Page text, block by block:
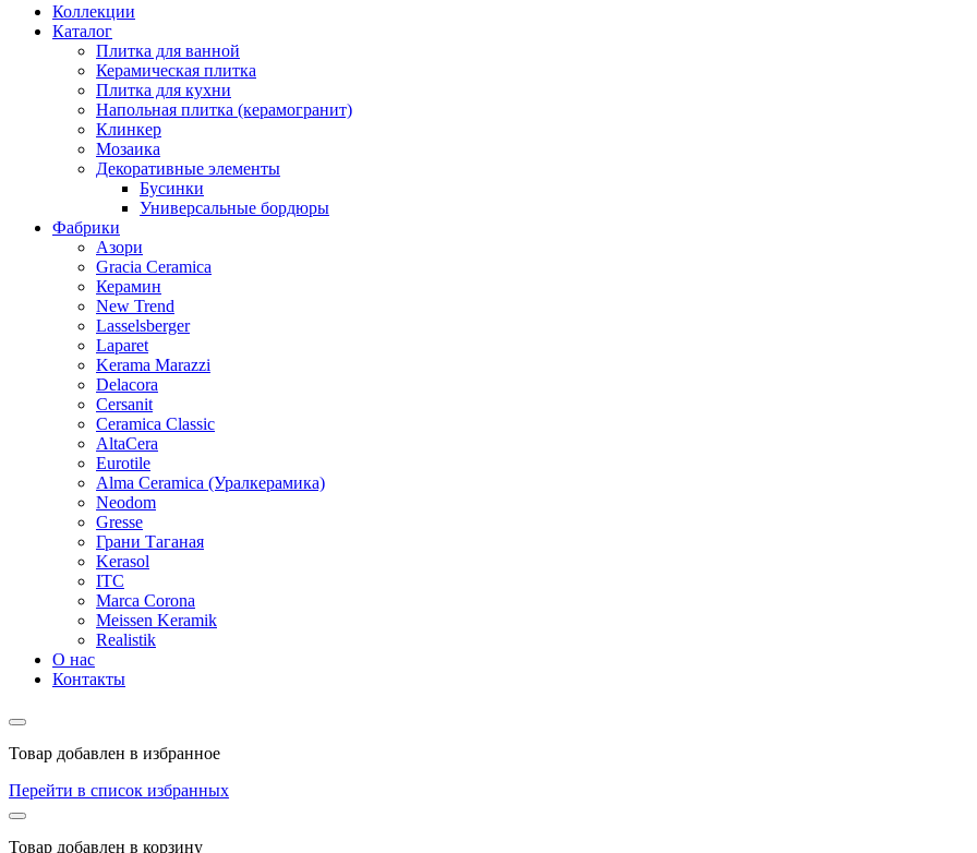
Коллекции
Каталог
Плитка для ванной
Керамическая плитка
Плитка для кухни
Напольная плитка (керамогранит)
Клинкер
Мозаика
Декоративные элементы
Бусинки
Универсальные бордюры
Фабрики
Азори
Gracia Ceramica
Керамин
New Trend
Lasselsberger
Laparet
Kerama Marazzi
Delacora
Cersanit
Ceramica Classic
AltaCera
Eurotile
Alma Ceramica (Уралкерамика)
Neodom
Gresse
Грани Таганая
Kerasol
ITC
Marca Corona
Meissen Keramik
Realistik
О нас
Контакты
Товар добавлен в избранное
Перейти в список избранных
Товар добавлен в корзину